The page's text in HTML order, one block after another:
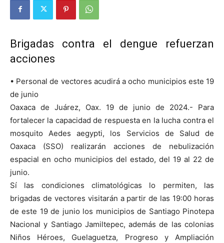
Brigadas contra el dengue refuerzan
acciones
• Personal de vectores acudirá a ocho municipios este 19
de junio
Oaxaca de Juárez, Oax. 19 de junio de 2024.- Para
fortalecer la capacidad de respuesta en la lucha contra el
mosquito Aedes aegypti, los Servicios de Salud de
Oaxaca (SSO) realizarán acciones de nebulización
espacial en ocho municipios del estado, del 19 al 22 de
junio.
Sí las condiciones climatológicas lo permiten, las
brigadas de vectores visitarán a partir de las 19:00 horas
de este 19 de junio los municipios de Santiago Pinotepa
Nacional y Santiago Jamiltepec, además de las colonias
Niños Héroes, Guelaguetza, Progreso y Ampliación